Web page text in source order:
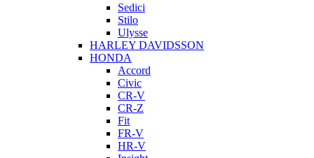
Sedici
Stilo
Ulysse
HARLEY DAVIDSSON
HONDA
Accord
Civic
CR-V
CR-Z
Fit
FR-V
HR-V